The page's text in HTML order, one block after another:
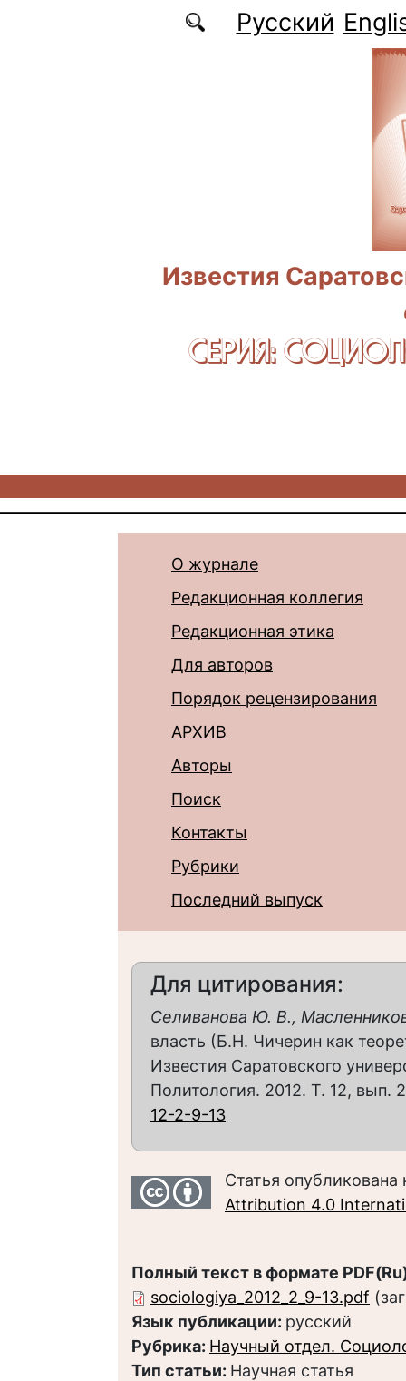
Перейти к основному содержаниюРусский
Известия
СЕРИЯ:
О журнале
Редакционная коллегия
Редакционная этика
Для авторов
Порядок рецензирования
АРХИВ
Авторы
Поиск
Контакты
Рубрики
Последний выпуск
Для цитирования:
Селиванова Ю. В.,
власть (Б.Н. Чичерин как
Известия Саратовского
Политология. 2012. Т. 12, вып.
12-2-9-13
Статья
Attribution 4.0
Полный текст в формате
sociologiya_2012_2_9-13.pdf
Язык публикации: русский
Рубрика: Научный отдел.
Тип статьи: Научная статья